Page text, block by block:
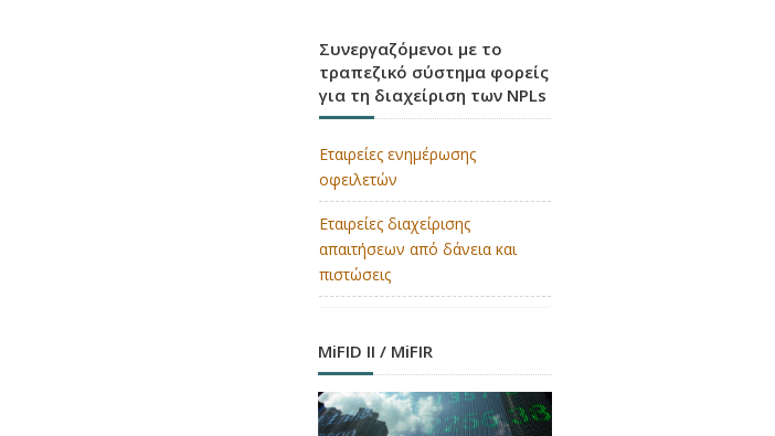
Συνεργαζόμενοι με το
τραπεζικό σύστημα φορείς
για τη διαχείριση των NPLs
Εταιρείες ενημέρωσης
οφειλετών
Εταιρείες διαχείρισης
απαιτήσεων από δάνεια και
πιστώσεις
MiFID II / MiFIR